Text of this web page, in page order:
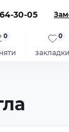
30-05
0
закладки
0